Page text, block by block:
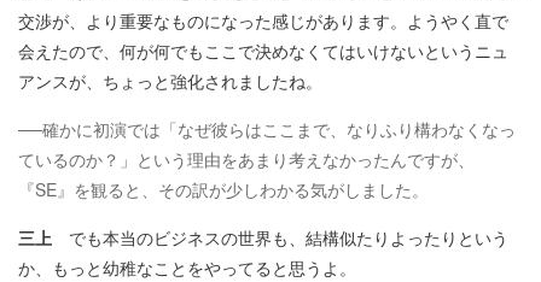
交渉が、より重要なものになった感じがあります。ようやく直で
会えたので、何が何でもここで決めなくてはいけないというニュ
アンスが、ちょっと強化されましたね。
──確かに初演では「なぜ彼らはここまで、なりふり構わなくなっ
ているのか？」という理由をあまり考えなかったんですが、
『SE』を観ると、その訳が少しわかる気がしました。
三上 でも本当のビジネスの世界も、結構似たりよったりという
か、もっと幼稚なことをやってると思うよ。